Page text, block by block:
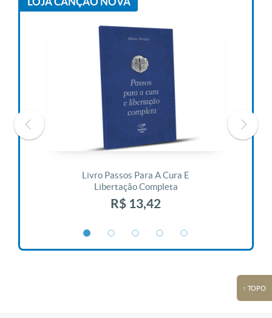
Livro Passos Para A Cura E
Libertação Completa
R$ 13,42
↑ TOPO